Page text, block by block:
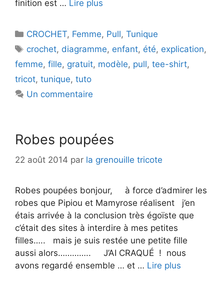
finition est … Lire plus
Catégories
CROCHET, Femme, Pull,Tunique
Étiquettes
crochet, diagramme, enfant, été, explication,
femme, fille, gratuit, modèle, pull, tee-shirt,
tricot, tunique, tuto
Un commentaire
Robes poupées
22 août 2014 par la grenouille tricote
Robes poupées bonjour, à force d’admirer les
robes que Pipiou et Mamyrose réalisent j’en
étais arrivée à la conclusion très égoïste que
c’était des sites à interdire à mes petites
filles….. mais je suis restée une petite fille
aussi alors………….. J’AI CRAQUÉ ! nous
avons regardé ensemble … et … Lire plus